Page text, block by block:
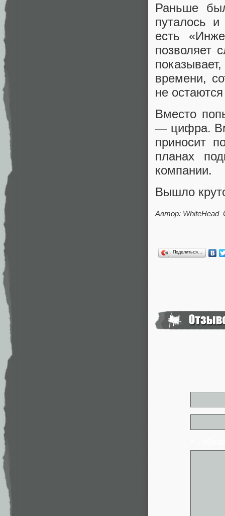
Раньше
путалось
есть
позволяет
времени,
не
Вместо
— цифра.
приносит
планах
компании.
Вышло
Автор:
Поделиться…